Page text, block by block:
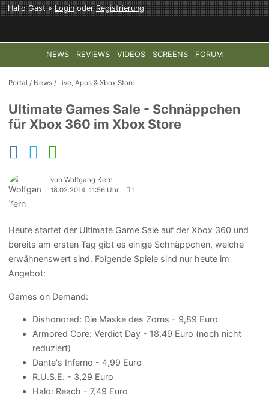
Hallo Gast »LoginoderRegistrierung
NEWS REVIEWS VIDEOS SCREENS FORUM
TOP-THEMEN: COD: MODERN WARFARE 4 HALO:
Portal / News / Live, Apps & Xbox Store
Ultimate Games Sale - Schnäppchen
für Xbox 360 im Xbox Store
von Wolfgang Kern
18.02.2014, 11:56 Uhr
1
Heute startet der Ultimate Game Sale auf der Xbox 360 und
bereits am ersten Tag gibt es einige Schnäppchen, welche
erwähnenswert sind. Folgende Spiele sind nur heute im
Angebot:
Games on Demand:
Dishonored: Die Maske des Zorns - 9,89 Euro
Armored Core: Verdict Day - 18,49 Euro (noch nicht
reduziert)
Dante's Inferno - 4,99 Euro
R.U.S.E. - 3,29 Euro
Halo: Reach - 7,49 Euro